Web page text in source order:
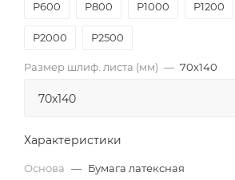
P600 P800 P1000 P1200
P2000 Р2500
Размер шлиф. листа (мм) — 70х140
Характеристики
Основа — Бумага латексная